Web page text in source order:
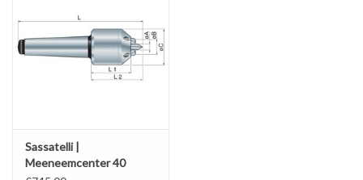
Varia |
Sassatelli |
Meeneemcenter 40